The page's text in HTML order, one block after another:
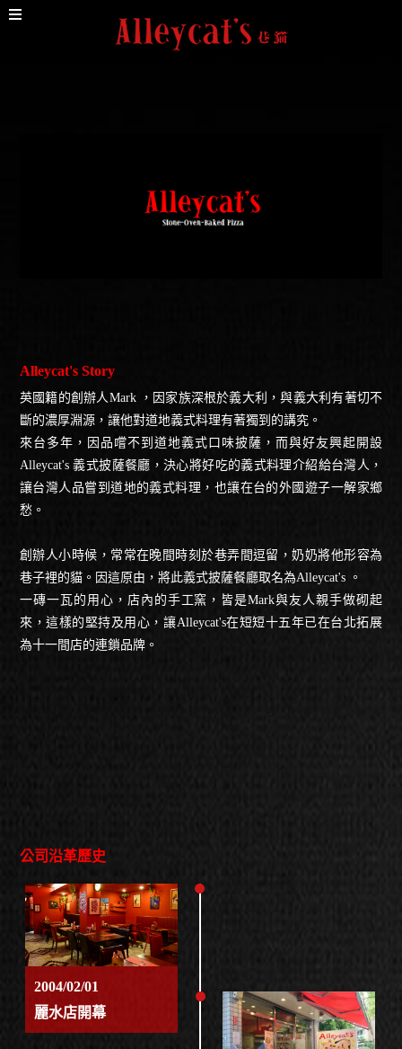
Alleycat's Story
英國籍的創辦人Mark ，因家族深根於義大利，與義大利有著切不
斷的濃厚淵源，讓他對道地義式料理有著獨到的講究。
來台多年，因品嚐不到道地義式口味披薩，而與好友興起開設
Alleycat's 義式披薩餐廳，決心將好吃的義式料理介紹給台灣人，
讓台灣人品嘗到道地的義式料理，也讓在台的外國遊子一解家鄉
愁。
創辦人小時候，常常在晚間時刻於巷弄間逗留，奶奶將他形容為
巷子裡的貓。因這原由，將此義式披薩餐廳取名為Alleycat's 。
一磚一瓦的用心，店內的手工窯，皆是Mark與友人親手做砌起
來，這樣的堅持及用心，讓Alleycat's在短短十五年已在台北拓展
為十一間店的連鎖品牌。
公司沿革歷史
2004/02/01
麗水店開幕